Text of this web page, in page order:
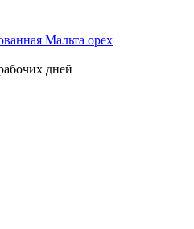
Мальта орех
дней